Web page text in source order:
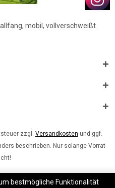
mobil, vollverschweißt
zzgl. Versandkosten und ggf.
beschrieben. Nur solange Vorrat
bestmögliche Funktionalität